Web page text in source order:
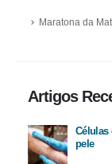
Maratona da
Artigos
Células
pele